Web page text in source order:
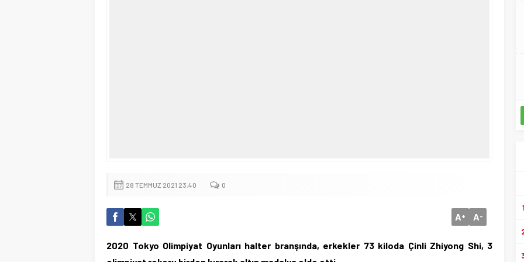
28 TEMMUZ 2021 23:40 0
A+ A-
2020 Tokyo Olimpiyat Oyunları halter branşında, erkekler 73 kiloda Çinli Zhiyong Shi, 3
1